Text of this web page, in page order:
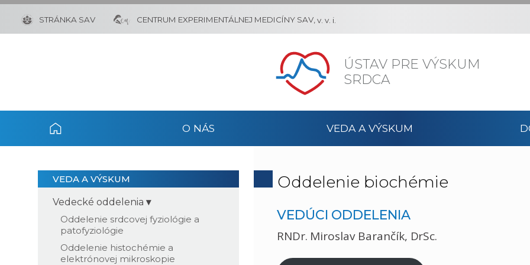
ÚSTAV PRE VÝSKUM
SRDCA
STRÁNKA SAV CENTRUM EXPERIMENTÁLNEJ MEDICÍNY SAV, v. v. i.
O NÁS VEDA A VÝSKUM
VEDA A VÝSKUM
Vedecké oddelenia
Oddelenie srdcovej fyziológie a
patofyziológie
Oddelenie histochémie a
elektrónovej mikroskopie
Oddelenie biochémie
VEDÚCI ODDELENIA
RNDr. Miroslav Barančík, DrSc.